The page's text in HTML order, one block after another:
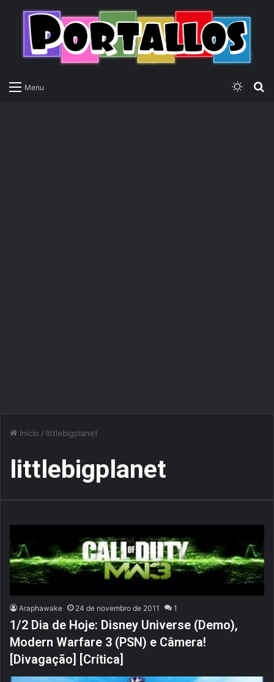
Menu
Início / littlebigplanet
littlebigplanet
Araphawake 24 de novembro de 2011 1
1/2 Dia de Hoje: Disney Universe (Demo),
Modern Warfare 3 (PSN) e Câmera!
[Divagação] [Crítica]